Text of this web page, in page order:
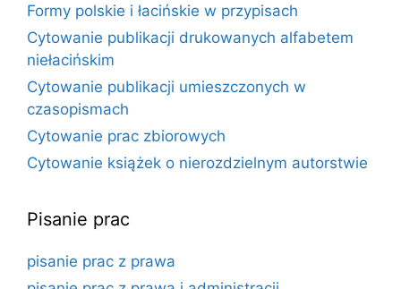
Formy polskie i łacińskie w przypisach
Cytowanie publikacji drukowanych alfabetem
niełacińskim
Cytowanie publikacji umieszczonych w
czasopismach
Cytowanie prac zbiorowych
Cytowanie książek o nierozdzielnym autorstwie
Pisanie prac
pisanie prac z prawa